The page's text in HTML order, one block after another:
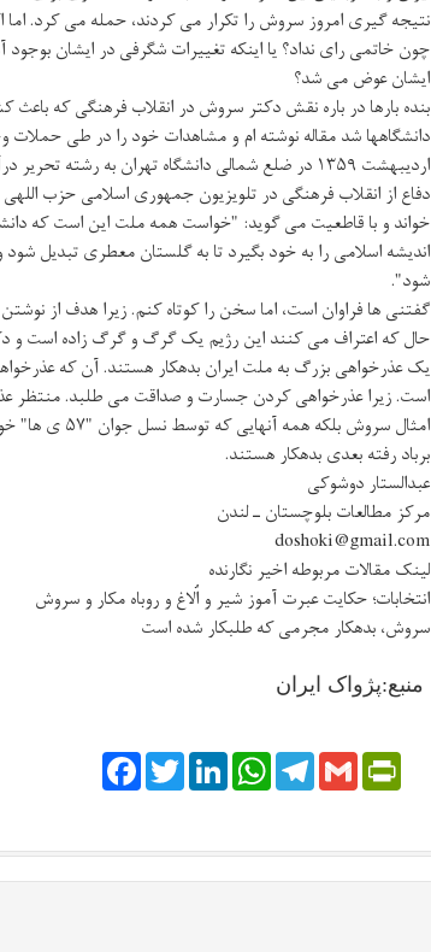
نتیجه گیری امروز سروش را تکرار می کردند، حمله می کرد.
چون خاتمی رای نداد؟ یا اینکه تغییرات شگرفی در ایشان بوجود
ایشان عوض می شد؟
بنده بارها در باره نقش دکتر سروش در انقلاب فرهنگی که باعث
دانشگاهها شد مقاله نوشته ام و مشاهدات خود را در طی حملات
اردیبهشت ١۳۵٩ در ضلع شمالی دانشگاه تهران به
دفاع از انقلاب فرهنگی درتلویزیون جمهوری اسلامیحزب
خواند و با قاطعیت می گوید: "خواست همه ملت این است که
اندیشه اسلامی را به خود بگیرد تا به گلستان معطری تبدیل
شود".
گفتنی ها فراوان است، اما سخن را کوتاه کنم. زیرا هدف از
حال که اعتراف می کنند این رژیم یک گرگ و گرگ زاده است و
یک عذرخواهی بزرگ به ملت ایران بدهکار هستند. آن که
است. زیرا عذرخواهی کردن جسارت و صداقت می طلبد. منتظر
امثال سروش
برباد رفته بعدی بدهکار هستند.
عبدالستار دوشوکی
مرکز مطالعات بلوچستان ـ لندن
doshoki@gmail.com
لینک مقالات مربوطه اخیر نگارنده
انتخابات؛ حکایت عبرت آموز شیر و اُلاغ و روباه مکار و سروش
سروش، بدهکار مجرمی که طلبکار شده است
منبع:پژواک ایران
FacebookTwitterLinkedIn
WhatsAppTelegramGmail
PrintFriendly